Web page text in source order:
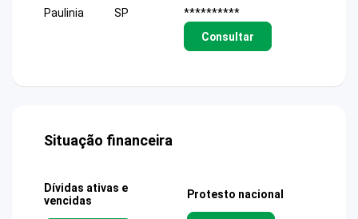
Paulinia
SP
**********
Consultar
Situação financeira
Dívidas ativas e
vencidas
Protesto nacional